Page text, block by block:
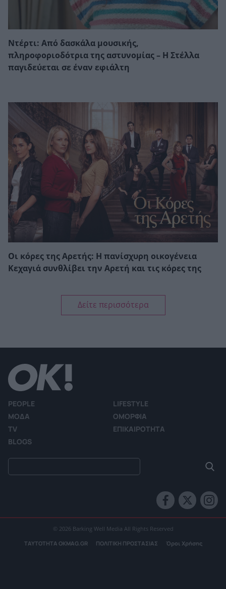
Ντέρτι: Από δασκάλα μουσικής,
πληροφοριοδότρια της αστυνομίας – Η Στέλλα
παγιδεύεται σε έναν εφιάλτη
Οι κόρες της Αρετής: Η πανίσχυρη οικογένεια
Κεχαγιά συνθλίβει την Αρετή και τις κόρες της
Δείτε περισσότερα
PEOPLE
LIFESTYLE
ΜΟΔΑ
ΟΜΟΡΦΙΑ
TV
ΕΠΙΚΑΙΡΟΤΗΤΑ
BLOGS
© 2026 Barking Well Media All Rights Reserved
ΤΑΥΤΟΤΗΤΑ OKMAG.GR ΠΟΛΙΤΙΚΗ ΠΡΟΣΤΑΣΙΑΣ Όροι Χρήσης